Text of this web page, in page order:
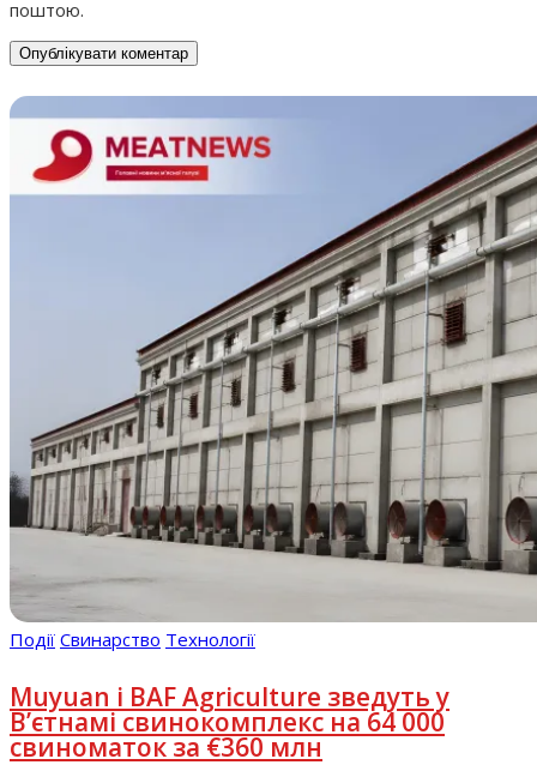
поштою.
Події Свинарство Технології
Muyuan і BAF Agriculture зведуть у
В’єтнамі свинокомплекс на 64 000
свиноматок за €360 млн